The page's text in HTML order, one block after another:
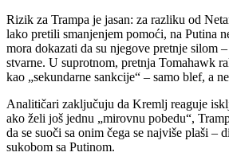
Rizik za Trampa je jasan: za razliku od
lako pretili smanjenjem pomoći, na Putina
mora dokazati da su njegove pretnje silom
stvarne. U suprotnom, pretnja Tomahawk
kao „sekundarne sankcije“ – samo blef, a
Analitičari zaključuju da Kremlj reaguje
ako želi još jednu „mirovnu pobedu“,
da se suoči sa onim čega se najviše plaši –
sukobom sa Putinom.